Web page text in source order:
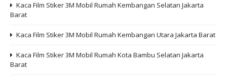
Kaca Film Stiker 3M Mobil Rumah Kembangan Selatan Jakarta
Barat
Kaca Film Stiker 3M Mobil Rumah Kembangan Utara Jakarta Barat
Kaca Film Stiker 3M Mobil Rumah Kota Bambu Selatan Jakarta
Barat